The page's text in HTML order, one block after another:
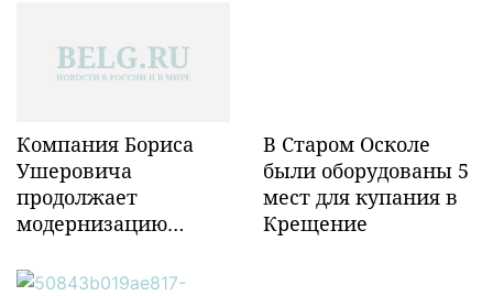
Компания Бориса
Ушеровича
продолжает
модернизацию
инфраструктуры в
В Старом Осколе
были оборудованы 5
мест для купания в
Крещение